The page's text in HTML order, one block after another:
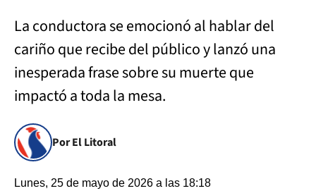
La conductora se emocionó al hablar del
cariño que recibe del público y lanzó una
inesperada frase sobre su muerte que
impactó a toda la mesa.
Por El Litoral
Lunes, 25 de mayo de 2026 a las 18:18